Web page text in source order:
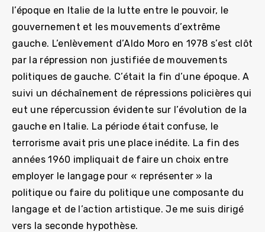
l’époque en Italie de la lutte entre le pouvoir, le
gouvernement et les mouvements d’extrême
gauche. L’enlèvement d’Aldo Moro en 1978 s’est clôt
par la répression non justifiée de mouvements
politiques de gauche. C’était la fin d’une époque. A
suivi un déchaînement de répressions policières qui
eut une répercussion évidente sur l’évolution de la
gauche en Italie. La période était confuse, le
terrorisme avait pris une place inédite. La fin des
années 1960 impliquait de faire un choix entre
employer le langage pour « représenter » la
politique ou faire du politique une composante du
langage et de l’action artistique. Je me suis dirigé
vers la seconde hypothèse.